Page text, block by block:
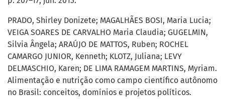
PRADO, Shirley Donizete; MAGALHÃES BOSI, Maria Lucia;
VEIGA SOARES DE CARVALHO Maria Claudia; GUGELMIN,
Silvia Ângela; ARAÚJO DE MATTOS, Ruben; ROCHEL
CAMARGO JUNIOR, Kenneth; KLOTZ, Juliana; LEVY
DELMASCHIO, Karen; DE LIMA RAMAGEM MARTINS, Myriam.
Alimentação e nutrição como campo científico autônomo
no Brasil: conceitos, domínios e projetos políticos.